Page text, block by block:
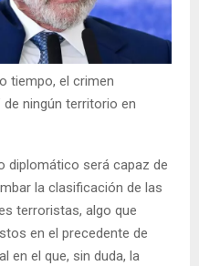
tiempo, el crimen
de ningún territorio en
diplomático será capaz de
la clasificación de las
terroristas, algo que
en el precedente de
en el que, sin duda, la